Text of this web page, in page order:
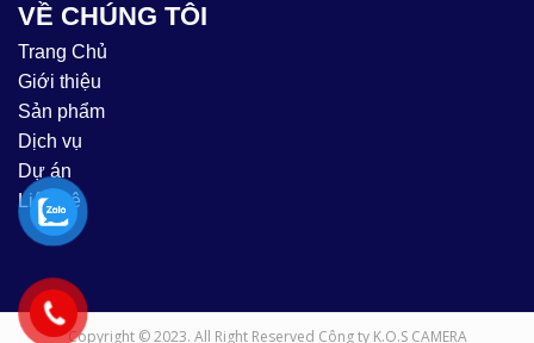
VỀ CHÚNG TÔI
Trang Chủ
Giới thiệu
Sản phẩm
Dịch vụ
Dự án
Liên hệ
Copyright © 2023. All Right Reserved Công ty K.O.S CAMERA